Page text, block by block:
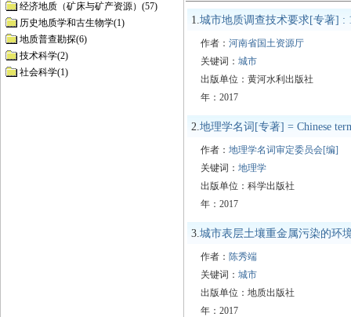
经济地质（矿床与矿产资源）(57)
历史地质学和古生物学(1)
地质普查勘探(6)
技术科学(2)
社会科学(1)
1.城市地质调查技术要求[专著] :
作者： 河南省国土资源厅
关键词： 城市
出版单位：黄河水利出版社
年：2017
2.地理学名词[专著] = Chinese
作者： 地理学名词审定委员会[编]
关键词： 地理学
出版单位：科学出版社
年：2017
3.城市表层土壤重金属污染的环
作者： 陈秀端
关键词： 城市
出版单位：地质出版社
年：2017